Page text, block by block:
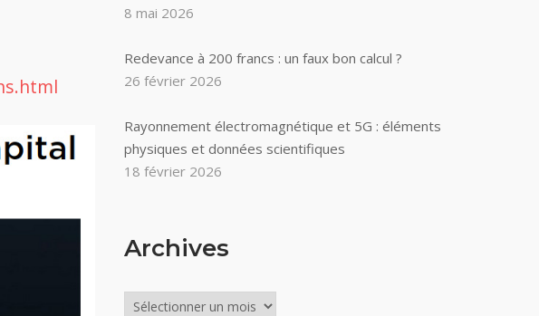
8 mai 2026
Redevance à 200 francs : un faux bon calcul ?
26 février 2026
Rayonnement électromagnétique et 5G : éléments
physiques et données scientifiques
18 février 2026
Archives
Archives